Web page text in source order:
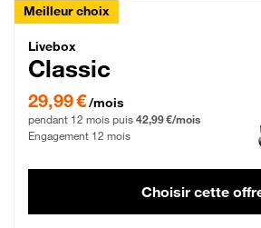
Meilleur choix
Livebox Classic Fibre
Livebox
Classic
29,99 € par mois pendant 12 mois puis 42,99
29,99 €/mois
pendant 12 mois puis 42,99 €/mois
Engagement 12 mois
Choisir cette